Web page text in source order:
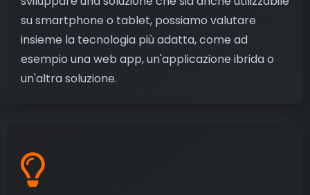
su smartphone o tablet, possiamo valutare
insieme la tecnologia più adatta, come ad
esempio una web app, un'applicazione ibrida o
un'altra soluzione.